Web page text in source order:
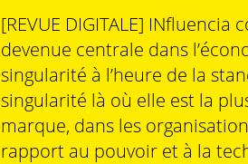
[REVUE DIGITALE]
devenue centrale dans
singularité à l’heure de la
singularité là où elle est la
marque, dans les
rapport au pouvoir et à la